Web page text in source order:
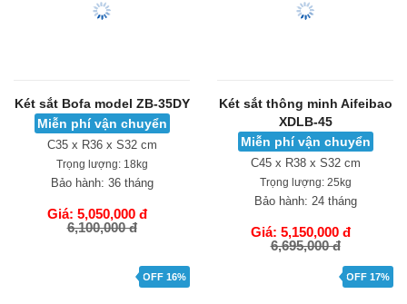
Két sắt Bofa model ZB-35DY
Miễn phí vận chuyển
C35 x R36 x S32 cm
36 tháng
Két sắt thông minh Aifeibao
XDLB-45
Miễn phí vận chuyển
C45 x R38 x S32 cm
25kg
24 tháng